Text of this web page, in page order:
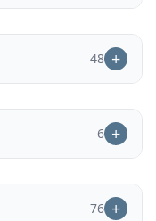
48
6
76